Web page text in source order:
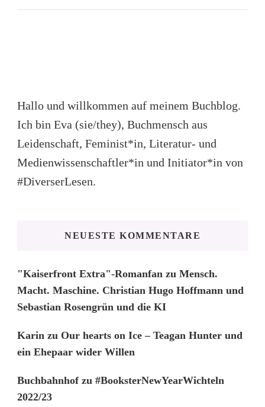
Hallo und willkommen auf meinem Buchblog.
Ich bin Eva (sie/they), Buchmensch aus
Leidenschaft, Feminist*in, Literatur- und
Medienwissenschaftler*in und Initiator*in von
#DiverserLesen.
NEUESTE KOMMENTARE
"Kaiserfront Extra"-Romanfan zu Mensch.
Macht. Maschine. Christian Hugo Hoffmann und
Sebastian Rosengrün und die KI
Karin zu Our hearts on Ice – Teagan Hunter und
ein Ehepaar wider Willen
Buchbahnhofzu #BooksterNewYearWichteln
2022/23